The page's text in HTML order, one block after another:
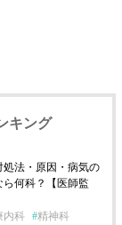
キング
法・原因・病気の
何科？【医師監
内科 精神科